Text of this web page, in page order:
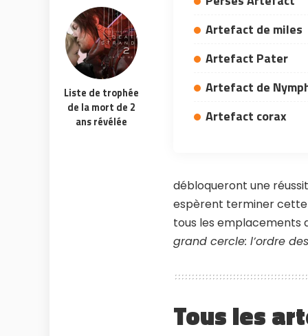
Liste de trophée
de la mort de 2
ans révélée
Artefact de miles
Artefact Pater
Artefact de
Artefact corax
débloqueront une
espèrent terminer cette
tous les emplacements
grand cercle: l’ordre
Tous les